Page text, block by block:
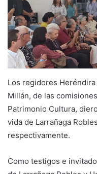
Los regidores
Millán, de las
Patrimonio Cultura,
vida de Larrañaga
respectivamente.
Como testigos e